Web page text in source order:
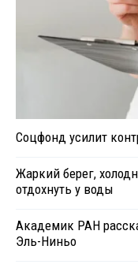
Соцфонд усилит
Жаркий берег,
отдохнуть у воды
Академик РАН
Эль-Ниньо